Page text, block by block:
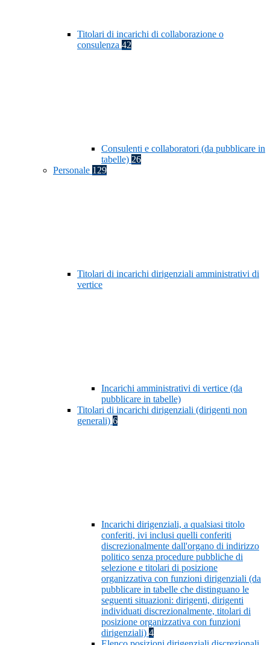
Titolari di incarichi di collaborazione o
consulenza 42
Consulenti e collaboratori (da pubblicare in
tabelle) 26
Personale 129
Titolari di incarichi dirigenziali amministrativi di
vertice
Incarichi amministrativi di vertice (da
pubblicare in tabelle)
Titolari di incarichi dirigenziali (dirigenti non
generali) 6
Incarichi dirigenziali, a qualsiasi titolo
conferiti, ivi inclusi quelli conferiti
discrezionalmente dall'organo di indirizzo
politico senza procedure pubbliche di
selezione e titolari di posizione
organizzativa con funzioni dirigenziali (da
pubblicare in tabelle che distinguano le
seguenti situazioni: dirigenti, dirigenti
individuati discrezionalmente, titolari di
posizione organizzativa con funzioni
dirigenziali) 4